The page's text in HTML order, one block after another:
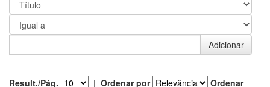
Result./Pág. | Ordenar por
Ordenar